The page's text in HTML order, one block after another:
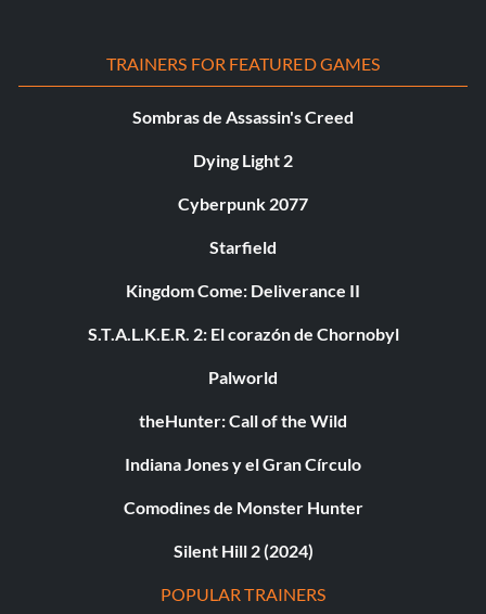
TRAINERS FOR FEATURED GAMES
Sombras de Assassin's Creed
Dying Light 2
Cyberpunk 2077
Starfield
Kingdom Come: Deliverance II
S.T.A.L.K.E.R. 2: El corazón de Chornobyl
Palworld
theHunter: Call of the Wild
Indiana Jones y el Gran Círculo
Comodines de Monster Hunter
Silent Hill 2 (2024)
POPULAR TRAINERS